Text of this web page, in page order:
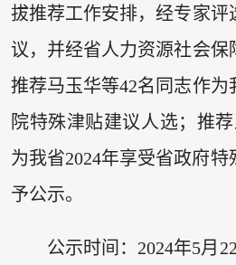
拔推荐工作安排，经专家评
议，并经省人力资源社会保
推荐马玉华等42名同志作为
院特殊津贴建议人选；推
为我省2024年享受省政府
予公示。
公示时间：2024年5月